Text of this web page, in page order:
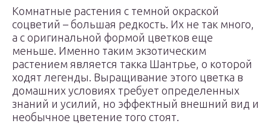
Комнатные растения с темной окраской
соцветий – большая редкость. Их не так много,
а с оригинальной формой цветков еще
меньше. Именно таким экзотическим
растением является такка Шантрье, о которой
ходят легенды. Выращивание этого цветка в
домашних условиях требует определенных
знаний и усилий, но эффектный внешний вид и
необычное цветение того стоят.